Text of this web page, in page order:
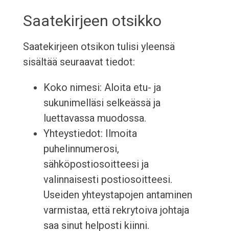
Saatekirjeen otsikko
Saatekirjeen otsikon tulisi yleensä
sisältää seuraavat tiedot:
Koko nimesi: Aloita etu- ja
sukunimelläsi selkeässä ja
luettavassa muodossa.
Yhteystiedot: Ilmoita
puhelinnumerosi,
sähköpostiosoitteesi ja
valinnaisesti postiosoitteesi.
Useiden yhteystapojen antaminen
varmistaa, että rekrytoiva johtaja
saa sinut helposti kiinni.